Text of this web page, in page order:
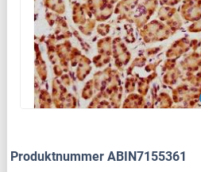
Produktnummer ABIN7155361